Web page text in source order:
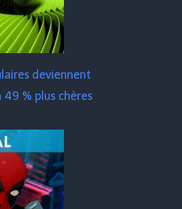
deviennent
% plus chères